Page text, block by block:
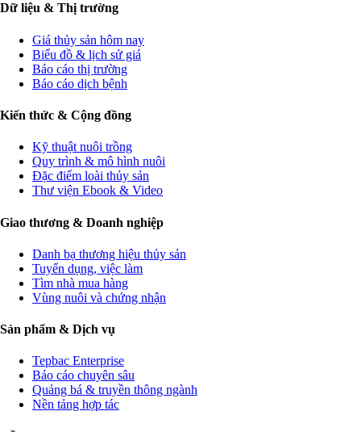
Dữ liệu & Thị trường
Giá thủy sản hôm nay
Biểu đồ & lịch sử giá
Báo cáo thị trường
Báo cáo dịch bệnh
Kiến thức & Cộng đồng
Kỹ thuật nuôi trồng
Quy trình & mô hình nuôi
Đặc điểm loài thủy sản
Thư viện Ebook & Video
Giao thương & Doanh nghiệp
Danh bạ thương hiệu thủy sản
Tuyển dụng, việc làm
Tìm nhà mua hàng
Vùng nuôi và chứng nhận
Sản phẩm & Dịch vụ
Tepbac Enterprise
Báo cáo chuyên sâu
Quảng bá & truyền thông ngành
Nền tảng hợp tác